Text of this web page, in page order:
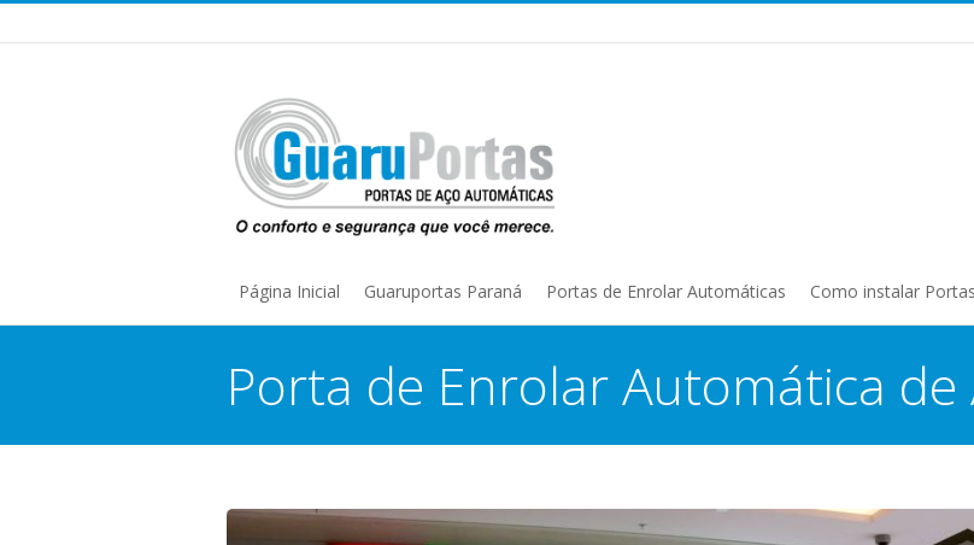
Página Inicial Guaruportas Paraná Portas de Enrolar Automáticas Como instalar
Porta de Enrolar Automática de